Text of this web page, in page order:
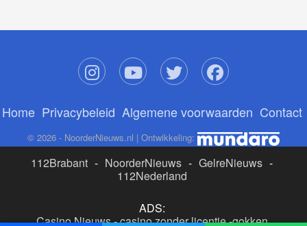
Home Privacybeleid Algemene voorwaarden Contact
© 2026 - NoorderNieuws.nl | Ontwikkeling:
112Brabant - NoorderNieuws - GelreNieuws -
112Nederland
ADS:
Casino Nieuws-casino zonder licentie-gokken